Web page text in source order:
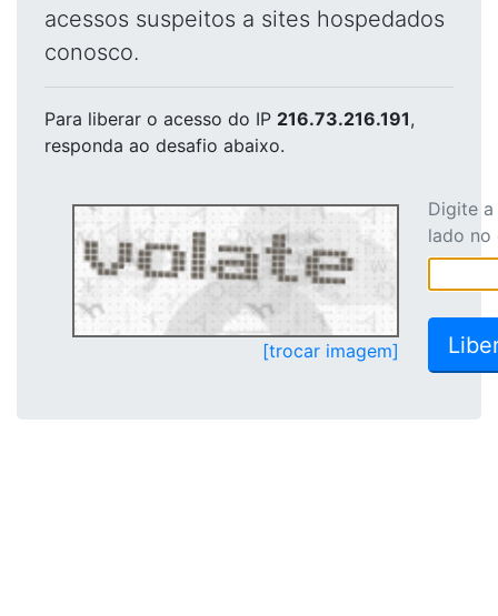
acessos suspeitos a sites hospedados
conosco.
Para liberar o acesso do IP 216.73.216.191,
responda ao desafio abaixo.
[trocar imagem]
Digite
lado no